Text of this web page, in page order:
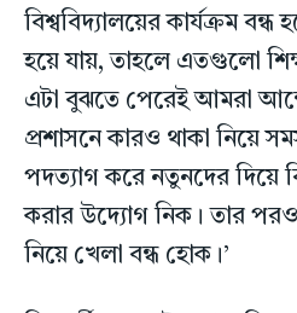
বিশ্ববিদ্যালয়ের কার্যক্রম
হয়ে যায়, তাহলে এতগুলো
এটা বুঝতে পেরেই আমরা
প্রশাসনে কারও থাকা নিয়ে
পদত্যাগ করে নতুনদের দিয়ে
করার উদ্যোগ নিক। তার পরও
নিয়ে খেলা বন্ধ হোক।’